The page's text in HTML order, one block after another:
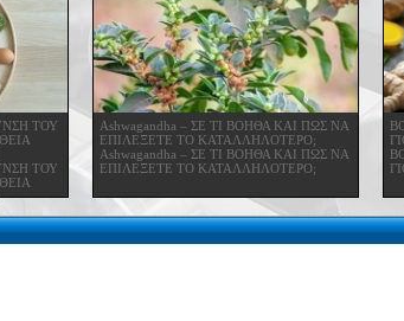
ΤΟΥ
ΤΟΥ
Ashwagandha – ΣΕ ΤΙ ΒΟΗΘΑ ΚΑΙ ΠΩΣ ΝΑ
ΕΠΙΛΕΞΕΤΕ ΤΟ ΚΑΤΑΛΛΗΛΟΤΕΡΟ;
Ashwagandha – ΣΕ ΤΙ ΒΟΗΘΑ ΚΑΙ ΠΩΣ ΝΑ
ΕΠΙΛΕΞΕΤΕ ΤΟ ΚΑΤΑΛΛΗΛΟΤΕΡΟ;